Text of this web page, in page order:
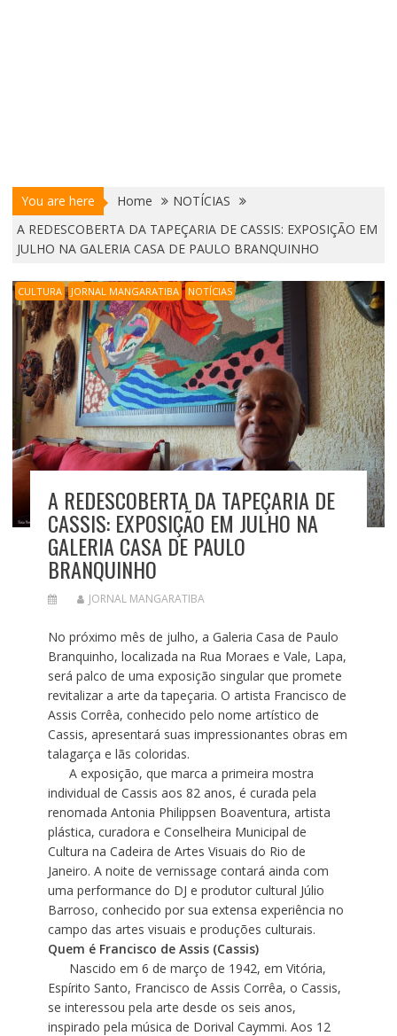
You are here Home
NOTÍCIAS
A REDESCOBERTA DA TAPEÇARIA DE CASSIS: EXPOSIÇÃO EM
JULHO NA GALERIA CASA DE PAULO BRANQUINHO
CULTURA JORNAL MANGARATIBA NOTÍCIAS
A REDESCOBERTA DA TAPEÇARIA DE
CASSIS: EXPOSIÇÃO EM JULHO NA
GALERIA CASA DE PAULO
BRANQUINHO
JORNAL MANGARATIBA
No próximo mês de julho, a Galeria Casa de Paulo
Branquinho, localizada na Rua Moraes e Vale, Lapa,
será palco de uma exposição singular que promete
revitalizar a arte da tapeçaria. O artista Francisco de
Assis Corrêa, conhecido pelo nome artístico de
Cassis, apresentará suas impressionantes obras em
talagarça e lãs coloridas.
A exposição, que marca a primeira mostra
individual de Cassis aos 82 anos, é curada pela
renomada Antonia Philippsen Boaventura, artista
plástica, curadora e Conselheira Municipal de
Cultura na Cadeira de Artes Visuais do Rio de
Janeiro. A noite de vernissage contará ainda com
uma performance do DJ e produtor cultural Júlio
Barroso, conhecido por sua extensa experiência no
campo das artes visuais e produções culturais.
Quem é Francisco de Assis (Cassis)
Nascido em 6 de março de 1942, em Vitória,
Espírito Santo, Francisco de Assis Corrêa, o Cassis,
se interessou pela arte desde os seis anos,
inspirado pela música de Dorival Caymmi. Aos 12